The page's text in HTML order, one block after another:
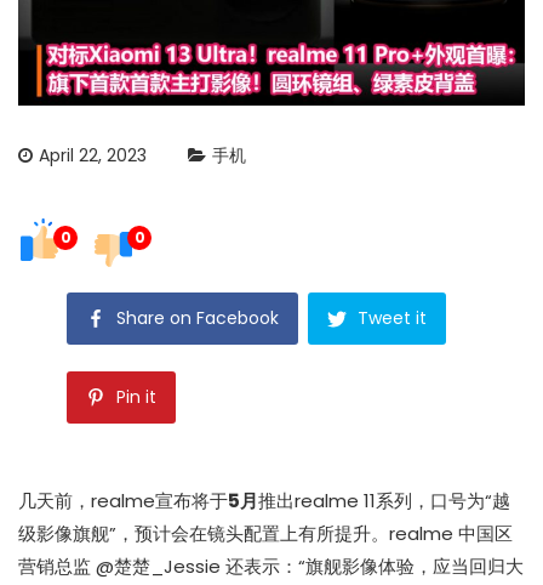
April 22, 2023 手机
0 0
Share on Facebook Tweet it
Pin it
几天前，realme宣布将于5月推出realme 11系列，口号为“越
级影像旗舰”，预计会在镜头配置上有所提升。realme 中国区
营销总监 @楚楚_Jessie 还表示：“旗舰影像体验，应当回归大